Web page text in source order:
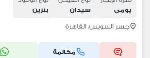
يومى
سيدان
بنزين
جسر السويس، القاهرة
مكالمة